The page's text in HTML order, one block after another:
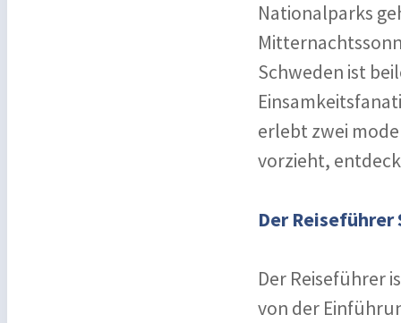
Nationalparks
Schweden ist
erlebt zwei
vorzieht,
Der Reiseführer
Der Reiseführer
von der